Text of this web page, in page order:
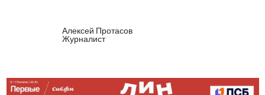
Алексей Протасов
Журналист